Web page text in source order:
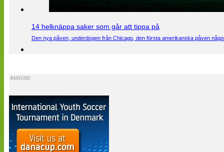
14 helknäppa saker som går att tippa på
Den nya påven, underdogen från Chicago, den första amerikanska påven
ANNONS